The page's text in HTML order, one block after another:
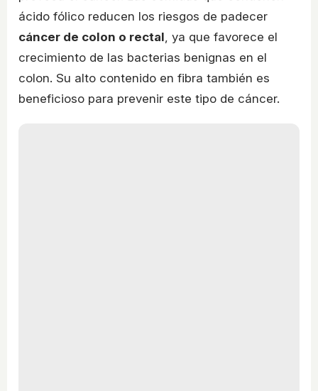
ácido fólico reducen los riesgos de padecer
cáncer de colon o rectal, ya que favorece el
crecimiento de las bacterias benignas en el
colon. Su alto contenido en fibra también es
beneficioso para prevenir este tipo de cáncer.